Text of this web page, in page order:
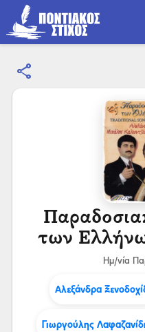
share
των
Ημ/νία
Αλεξάνδρα
Γιωργούλης